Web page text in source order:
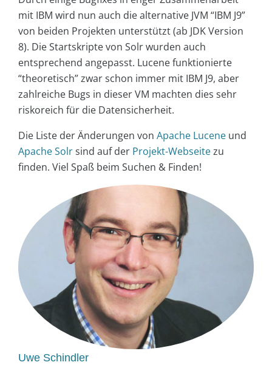
mit IBM wird nun auch die alternative JVM “IBM J9”
von beiden Projekten unterstützt (ab JDK Version
8). Die Startskripte von Solr wurden auch
entsprechend angepasst. Lucene funktionierte
“theoretisch” zwar schon immer mit IBM J9, aber
zahlreiche Bugs in dieser VM machten dies sehr
riskoreich für die Datensicherheit.
Die Liste der Änderungen von Apache Lucene und
Apache Solrsind auf der Projekt-Webseitezu
finden. Viel Spaß beim Suchen & Finden!
Uwe Schindler